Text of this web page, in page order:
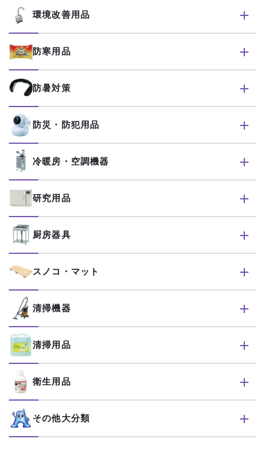
環境改善用品
防寒用品
防暑対策
防災・防犯用品
冷暖房・空調機器
研究用品
厨房器具
スノコ・マット
清掃機器
清掃用品
衛生用品
その他大分類